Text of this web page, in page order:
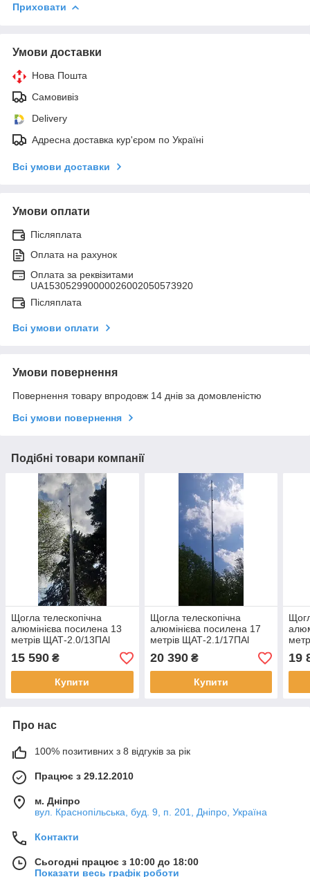
Приховати
Умови доставки
Нова Пошта
Самовивіз
Delivery
Адресна доставка кур'єром по Україні
Всі умови доставки
Умови оплати
Післяплата
Оплата на рахунок
Оплата за реквізитами
UA153052990000026002050573920
Післяплата
Всі умови оплати
Умови повернення
Повернення товару впродовж 14 днів за домовленістю
Всі умови повернення
Подібні товари компанії
Щогла телескопічна
алюмінієва посилена 13
метрів ЩАТ-2.0/13ПAl
(13,2 м)
15 590 ₴
Купити
Щогла телескопічна
алюмінієва посилена 17
метрів ЩАТ-2.1/17ПAl
УНІВЕРСАЛ для антен
пофарбована
20 390₴
Купити
19
Про нас
100% позитивних з 8 відгуків за рік
Працює з 29.12.2010
м. Дніпро
вул. Краснопільська, буд. 9, п. 201, Дніпро, Україна
Контакти
Сьогодні працює з 10:00 до 18:00
Показати весь графік роботи